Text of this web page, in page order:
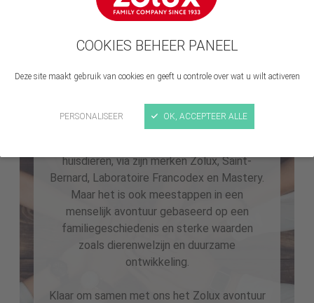
COOKIES BEHEER PANEEL
Deze site maakt gebruik van cookies en geeft u controle over wat u wilt activeren
PERSONALISEER OK, ACCEPTEER ALLE
Voor de groep ZOLUX werken, dat is
bijdragen tot de groei van de grootste
huisdieren, via zijn merken Zolux, Saint-
Bernard, Laboratoire Francodex en Mastery.
Maar het is ook meestappen in een
menselijk avontuur gebaseerd op een
familiegeschiedenis en sterke waarden
zoals dierenwelzijn en duurzame
ontwikkeling.
Klaar om samen met ons het Zolux avontuur